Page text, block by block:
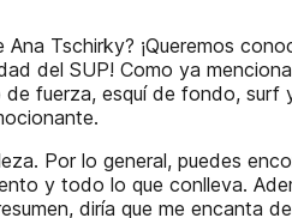
Tschirky? ¡Queremos
del SUP! Como ya
fuerza, esquí de fondo, surf
Por lo general, puedes
y todo lo que conlleva.
diría que me encanta